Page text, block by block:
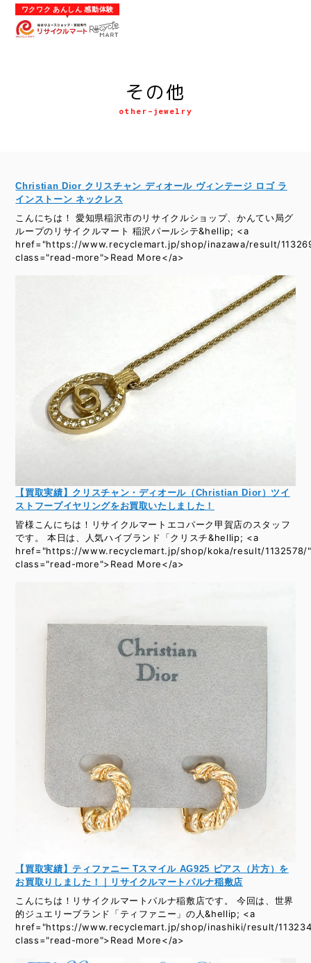
ワクワク あんしん 感動体験
その他
other-jewelry
Christian Dior クリスチャン ディオール ヴィンテージ ロゴ ラ
インストーン ネックレス
こんにちは！ 愛知県稲沢市のリサイクルショップ、かんてい局グ
ループのリサイクルマート 稲沢パールシテ&hellip; <a
href="https://www.recyclemart.jp/shop/inazawa/result/
class="read-more">Read More</a>
【買取実績】クリスチャン・ディオール（Christian Dior）ツイ
ストフープイヤリングをお買取いたしました！
皆様こんにちは！リサイクルマートエコパーク甲賀店のスタッフ
です。 本日は、人気ハイブランド「クリスチ&hellip; <a
href="https://www.recyclemart.jp/shop/koka/result/1132578/"
class="read-more">Read More</a>
【買取実績】ティファニー Tスマイル AG925 ピアス（片方）を
お買取りしました！｜リサイクルマートパルナ稲敷店
こんにちは！リサイクルマートパルナ稲敷店です。 今回は、世界
的ジュエリーブランド「ティファニー」の人&hellip; <a
href="https://www.recyclemart.jp/shop/inashiki/result/
class="read-more">Read More</a>